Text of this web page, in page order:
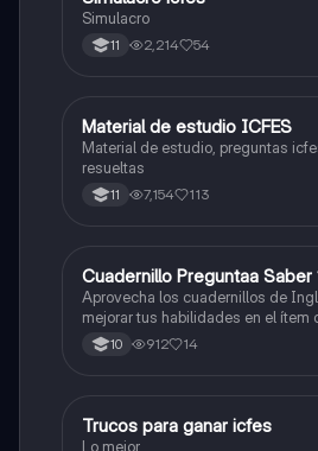
Simulacro
11 2,214 54
ICFES: Matemáticas
Material de estudio ICFES
Material de estudio, preguntas
resueltas
11 7,154 113
ICFES: Inglés
Cuadernillo Preguntaa Saber
Aprovecha los cuadernillos de
mejorar tus habilidades en el ítem
Prueba Saber 11. 🫡
10 912 14
Química
Trucos para ganar icfes
Lo mejor